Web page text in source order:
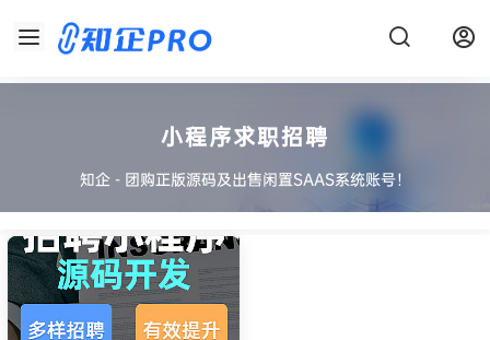
小程序求职招聘
知企 - 团购正版源码及出售闲置SAAS系统账号！